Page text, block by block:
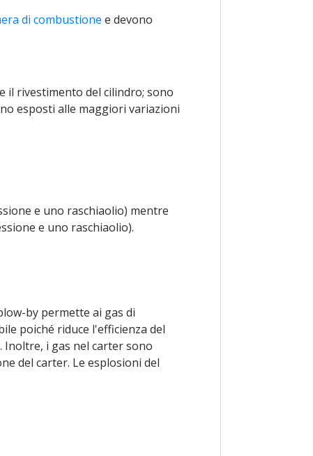
di combustione e devono
il rivestimento del cilindro; sono
esposti alle maggiori variazioni
e uno raschiaolio) mentre
e uno raschiaolio).
by permette ai gas di
poiché riduce l'efficienza del
Inoltre, i gas nel carter sono
del carter. Le esplosioni del